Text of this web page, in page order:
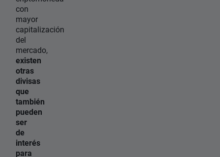
con
mayor
capitalización
del
mercado,
existen
otras
divisas
que
también
pueden
ser
de
interés
para